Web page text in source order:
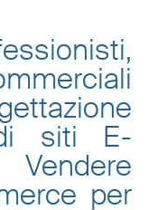
siti E-
per